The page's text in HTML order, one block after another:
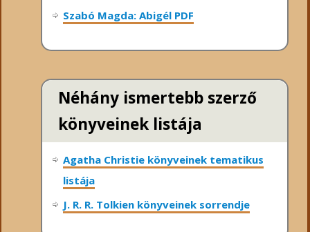
Szabó Magda: Abigél PDF
Néhány ismertebb szerző
könyveinek listája
Agatha Christie könyveinek tematikus
listája
J. R. R. Tolkien könyveinek sorrendje